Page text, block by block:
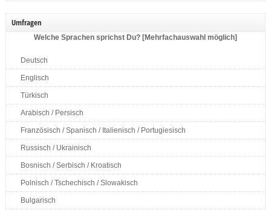
Umfragen
Welche Sprachen sprichst Du? [Mehrfachauswahl möglich]
Deutsch
Englisch
Türkisch
Arabisch / Persisch
Französisch / Spanisch / Italienisch / Portugiesisch
Russisch / Ukrainisch
Bosnisch / Serbisch / Kroatisch
Polnisch / Tschechisch / Slowakisch
Bulgarisch